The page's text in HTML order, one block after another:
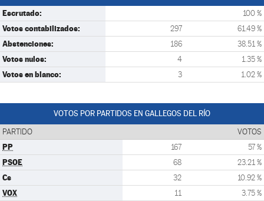
Escrutado: 100 %
Votos contabilizados: 297 61.49 %
Abstenciones: 186 38.51 %
Votos nulos: 4 1.35 %
Votos en blanco: 3 1.02 %
VOTOS POR PARTIDOS EN GALLEGOS DEL RÍO
PARTIDO VOTOS
PP 167 57 %
PSOE 68 23.21 %
Cs 32 10.92 %
VOX 11 3.75 %